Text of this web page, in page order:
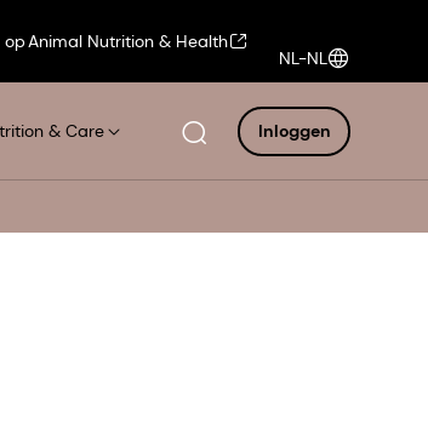
opAnimal Nutrition & Health
NL-NL
& Care Inloggen